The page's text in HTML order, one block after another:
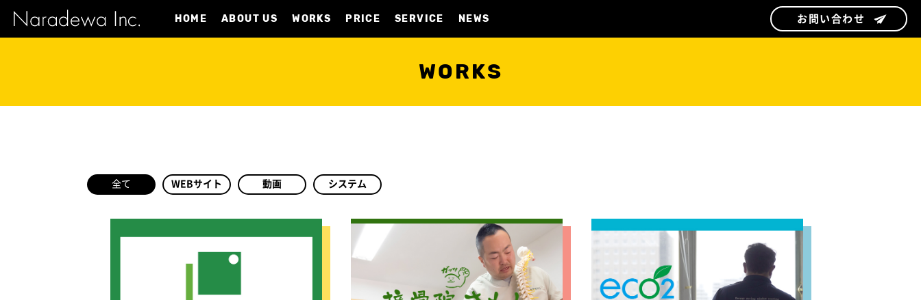
お問い合わせ
HOME ABOUT US WORKS PRICE SERVICE NEWS
WORKS
全て WEBサイト 動画 システム